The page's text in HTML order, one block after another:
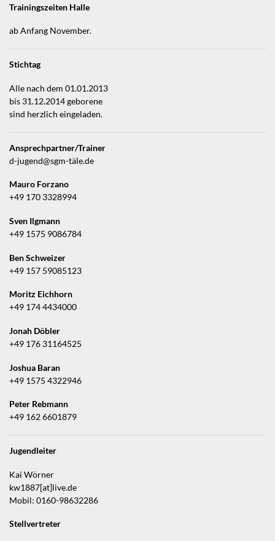
Trainingszeiten Halle
ab Anfang November.
Stichtag
Alle nach dem 01.01.2013
bis 31.12.2014 geborene
sind herzlich eingeladen.
Ansprechpartner/Trainer
d-jugend@sgm-täle.de
Mauro Forzano
+49 170 3328994
Sven Ilgmann
+49 1575 9086784
Ben Schweizer
+49 157 59085123
Moritz Eichhorn
+49 174 4434000
Jonah Döbler
+49 176 31164525
Joshua Baran
+49 1575 4322946
Peter Rebmann
+49 162 6601879
Jugendleiter
Kai Wörner
kw1887[at]live.de
Mobil: 0160-98632286
Stellvertreter